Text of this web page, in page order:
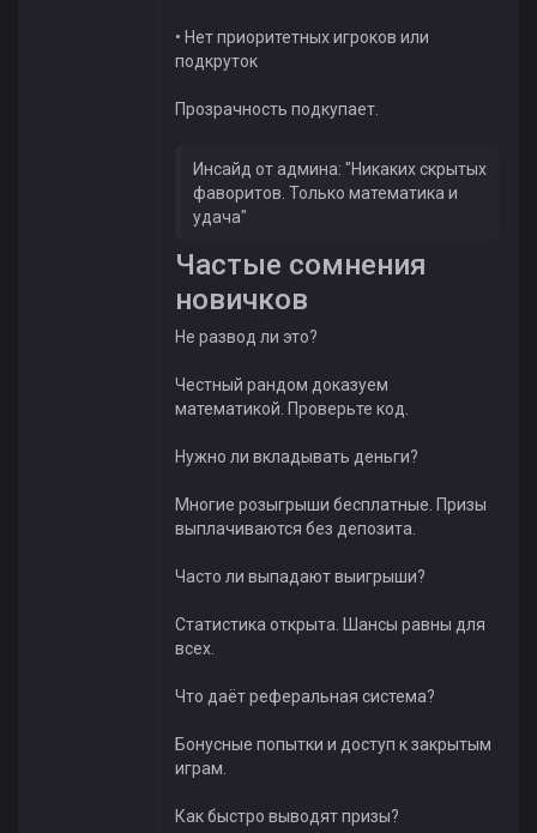
• Нет приоритетных игроков или
подкруток
Прозрачность подкупает.
Инсайд от админа: "Никаких скрытых
фаворитов. Только математика и
удача"
Частые сомнения
новичков
Не развод ли это?
Честный рандом доказуем
математикой. Проверьте код.
Нужно ли вкладывать деньги?
Многие розыгрыши бесплатные. Призы
выплачиваются без депозита.
Часто ли выпадают выигрыши?
Статистика открыта. Шансы равны для
всех.
Что даёт реферальная система?
Бонусные попытки и доступ к закрытым
играм.
Как быстро выводят призы?